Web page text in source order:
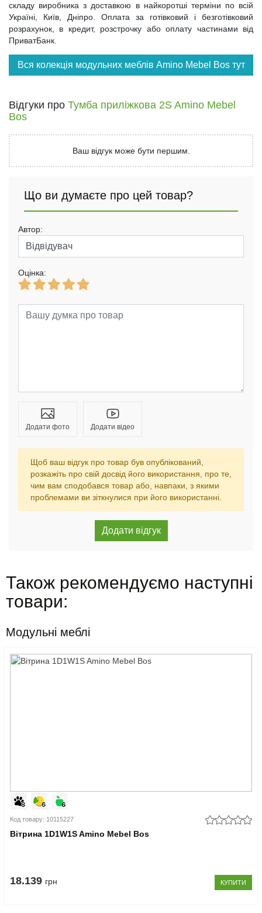
складу виробника з доставкою в найкоротші терміни по всій
Україні, Київ, Дніпро. Оплата за готівковий і безготівковий
розрахунок, в кредит, розстрочку або оплату частинами від
ПриватБанк.
Вся колекція модульних меблів Amino Mebel Bos тут
Відгуки про Тумба приліжкова 2S Amino Mebel
Bos
Ваш відгук може бути першим.
Що ви думаєте про цей товар?
Автор:
Оцінка:
Додати фото Додати відео
Щоб ваш відгук про товар був опублікований,
розкажіть про свій досвід його використання, про те,
чим вам сподобався товар або, навпаки, з якими
проблемами ви зіткнулися при його використанні.
Також рекомендуємо наступні
товари:
Модульні меблі
Код товару: 10115227
Вітрина 1D1W1S Amino Mebel Bos
18.139 грн КУПИТИ